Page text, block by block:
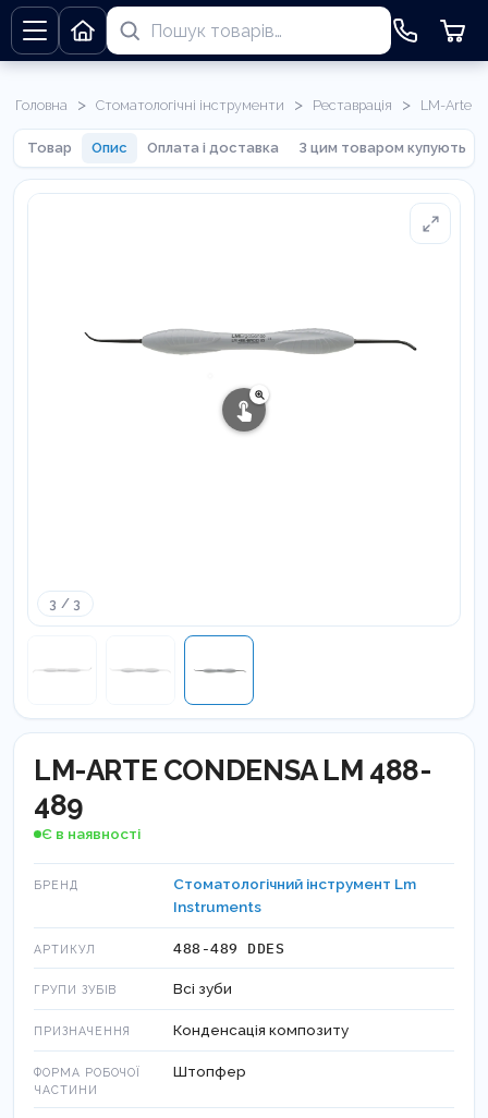
Головна > Стоматологічні інструменти > Реставрація > LM-Arte
Товар Опис Оплата і доставка З цим товаром купують
3 / 3
LM-ARTE CONDENSA LM 488-
489
Є в наявності
БРЕНД
Стоматологічний інструмент Lm
Instruments
АРТИКУЛ 488-489 DDES
ГРУПИ ЗУБІВ Всі зуби
ПРИЗНАЧЕННЯ Конденсація композиту
ФОРМА РОБОЧОЇ
ЧАСТИНИ
Штопфер